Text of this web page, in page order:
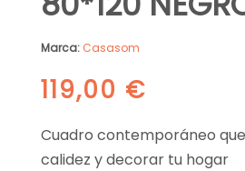
Marca: Casasom
119,00 €
Cuadro contemporáneo
calidez y decorar tu hogar